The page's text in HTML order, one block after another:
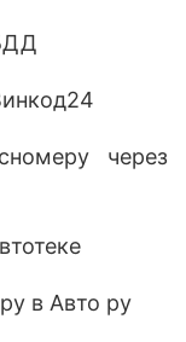
через
в Авто ру